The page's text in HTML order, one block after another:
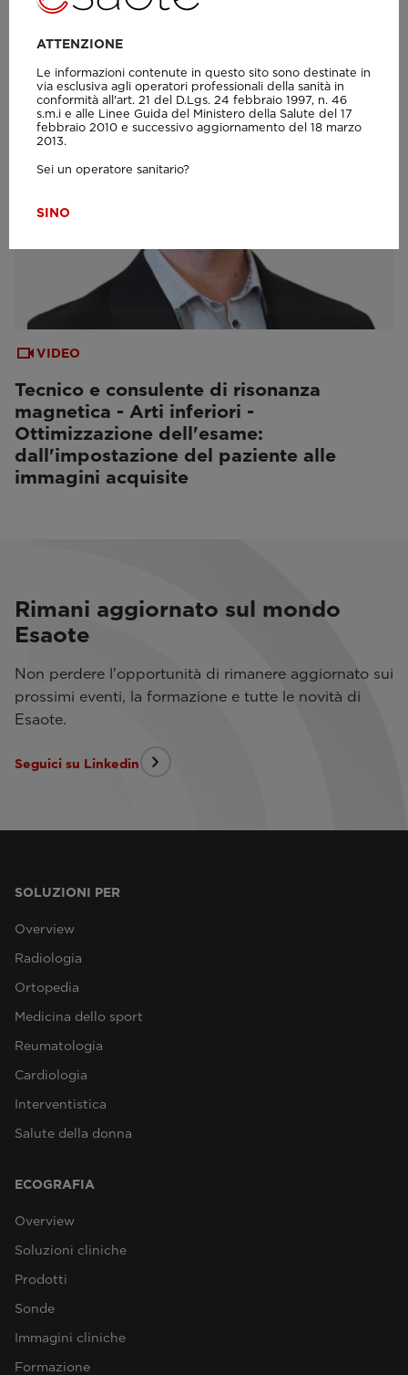
VIDEO
Tecnico e consulente di risonanza
magnetica - Arti inferiori -
Ottimizzazione dell'esame:
dall'impostazione del paziente alle
immagini acquisite
Rimani aggiornato sul mondo
Esaote
Non perdere l'opportunità di rimanere aggiornato sui
prossimi eventi, la formazione e tutte le novità di
Esaote.
Seguici su Linkedin
SOLUZIONI PER
Overview
Radiologia
Ortopedia
Medicina dello sport
Reumatologia
Cardiologia
Interventistica
Salute della donna
ECOGRAFIA
Overview
Soluzioni cliniche
Prodotti
Sonde
Immagini cliniche
Formazione
ATTENZIONE
Le informazioni contenute in questo sito sono destinate in
via esclusiva agli operatori professionali della sanità in
conformità all'art. 21 del D.Lgs. 24 febbraio 1997, n. 46
s.m.i e alle Linee Guida del Ministero della Salute del 17
febbraio 2010 e successivo aggiornamento del 18 marzo
2013.
Sei un operatore sanitario?
SINO